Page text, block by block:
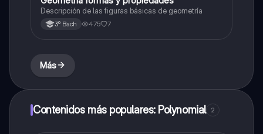
Descripción de las figuras básicas de geometría
3º Bach 475 7
Más
Contenidos más populares: Polynomial 2